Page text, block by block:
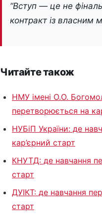
“Вступ — це не
контракт із власним
Читайте також
НМУ імені О.О.
перетворюється на
НУБіП України: де
кар’єрний старт
КНУТД: де навчання
старт
ДУІКТ: де навчання
старт